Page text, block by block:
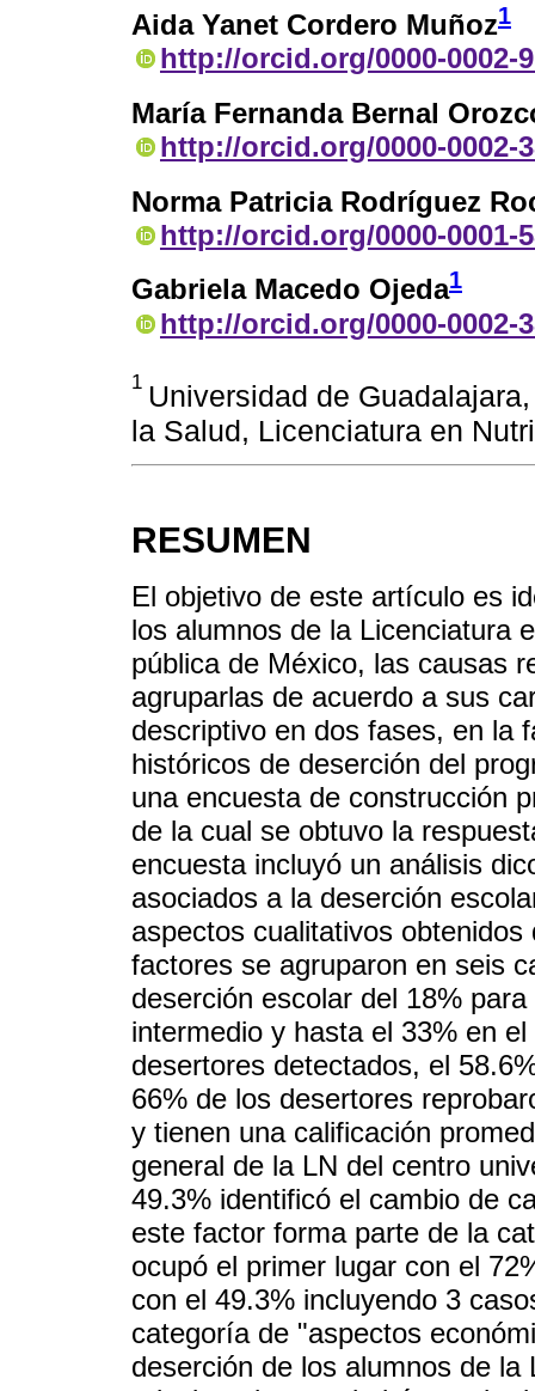
Aida Yanet Cordero Muñoz1
http://orcid.org/0000-0002-
María Fernanda Bernal
http://orcid.org/0000-0002-
Norma Patricia Rodríguez
http://orcid.org/0000-0001-
Gabriela Macedo Ojeda1
http://orcid.org/0000-0002-
1 Universidad de
la Salud, Licenciatura en
RESUMEN
El objetivo de este artículo es
los alumnos de la Licenciatura
pública de México, las causas
agruparlas de acuerdo a sus
descriptivo en dos fases, en la
históricos de deserción del
una encuesta de construcción
de la cual se obtuvo la
encuesta incluyó un análisis
asociados a la deserción
aspectos cualitativos
factores se agruparon en seis
deserción escolar del 18%
intermedio y hasta el 33% en
desertores detectados, el
66% de los desertores
y tienen una calificación
general de la LN del centro
49.3% identificó el cambio de
este factor forma parte de la
ocupó el primer lugar con el
con el 49.3% incluyendo 3
categoría de "aspectos
deserción de los alumnos de